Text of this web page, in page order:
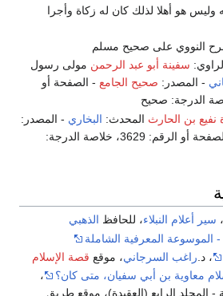
وليس هو أهلا لذلك كان له زكاة وأجرا
النووي على صحيح مسلم
سفينة أبو عبد الرحمن مولى رسول
- المصدر: صحيح الجامع- الصفحة أو
نفيع بن الحارث المحدث: البخاري - المصدر:
- الصفحة أو الرقم: 3629، خلاصة الدرجة:
، سير أعلام النبلاء، للحافظ الذهبي
الموسوعة المعرفية الشاملة
، د. راغب السرجاني، موقع قصة الإسلام
معاوية بن أبي سفيان، متى كان‏؟‏
،
المجلد الرابع (العقيدة)، موقع طريق